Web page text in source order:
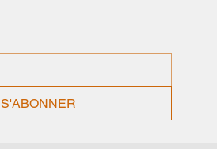
S'ABONNER